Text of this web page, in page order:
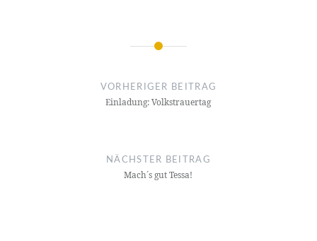
Beitragsnavigation
VORHERIGER BEITRAG
Einladung: Volkstrauertag
NÄCHSTER BEITRAG
Mach´s gut Tessa!